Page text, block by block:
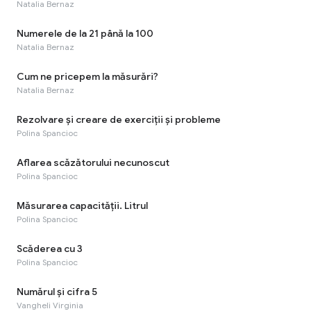
Natalia Bernaz
Numerele de la 21 până la 100
Natalia Bernaz
Cum ne pricepem la măsurări?
Natalia Bernaz
Rezolvare și creare de exerciții și probleme
Polina Spancioc
Aflarea scăzătorului necunoscut
Polina Spancioc
Măsurarea capacității. Litrul
Polina Spancioc
Scăderea cu 3
Polina Spancioc
Numărul și cifra 5
Vangheli Virginia